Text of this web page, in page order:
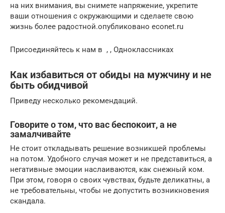
на них внимания, вы снимете напряжение, укрепите
ваши отношения с окружающими и сделаете свою
жизнь более радостной.опубликовано econet.ru
Присоединяйтесь к нам в , , Одноклассниках
Как избавиться от обиды на мужчину и не
быть обидчивой
Приведу несколько рекомендаций.
Говорите о том, что вас беспокоит, а не
замалчивайте
Не стоит откладывать решение возникшей проблемы
на потом. Удобного случая может и не представиться, а
негативные эмоции наслаиваются, как снежный ком.
При этом, говоря о своих чувствах, будьте деликатны, а
не требовательны, чтобы не допустить возникновения
скандала.